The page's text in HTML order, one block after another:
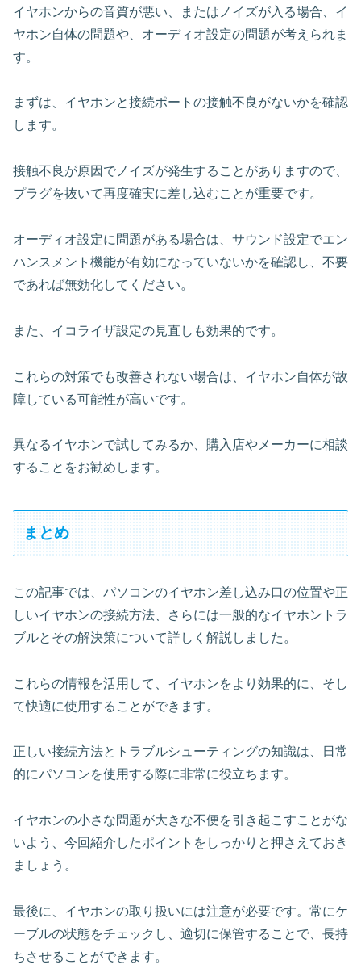
イヤホンからの音質が悪い、またはノイズが入る場合、イ
ヤホン自体の問題や、オーディオ設定の問題が考えられま
す。
まずは、イヤホンと接続ポートの接触不良がないかを確認
します。
接触不良が原因でノイズが発生することがありますので、
プラグを抜いて再度確実に差し込むことが重要です。
オーディオ設定に問題がある場合は、サウンド設定でエン
ハンスメント機能が有効になっていないかを確認し、不要
であれば無効化してください。
また、イコライザ設定の見直しも効果的です。
これらの対策でも改善されない場合は、イヤホン自体が故
障している可能性が高いです。
異なるイヤホンで試してみるか、購入店やメーカーに相談
することをお勧めします。
まとめ
この記事では、パソコンのイヤホン差し込み口の位置や正
しいイヤホンの接続方法、さらには一般的なイヤホントラ
ブルとその解決策について詳しく解説しました。
これらの情報を活用して、イヤホンをより効果的に、そし
て快適に使用することができます。
正しい接続方法とトラブルシューティングの知識は、日常
的にパソコンを使用する際に非常に役立ちます。
イヤホンの小さな問題が大きな不便を引き起こすことがな
いよう、今回紹介したポイントをしっかりと押さえておき
ましょう。
最後に、イヤホンの取り扱いには注意が必要です。常にケ
ーブルの状態をチェックし、適切に保管することで、長持
ちさせることができます。